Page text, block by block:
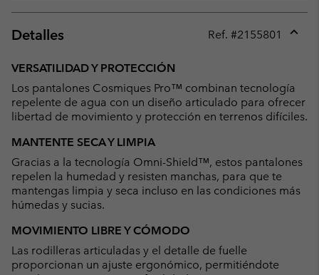
Detalles Ref. #2155801
VERSATILIDAD Y PROTECCIÓN
Los pantalones Cosmiques Pro™ combinan tecnología
repelente de agua con un diseño articulado para ofrecer
libertad de movimiento y protección en terrenos difíciles.
MANTENTE SECA Y LIMPIA
Gracias a la tecnología Omni-Shield™, estos pantalones
repelen la humedad y resisten manchas, para que te
mantengas limpia y seca incluso en las condiciones más
húmedas y sucias.
MOVIMIENTO LIBRE Y CÓMODO
Las rodilleras articuladas y el detalle de fuelle
proporcionan un ajuste ergonómico, permitiéndote